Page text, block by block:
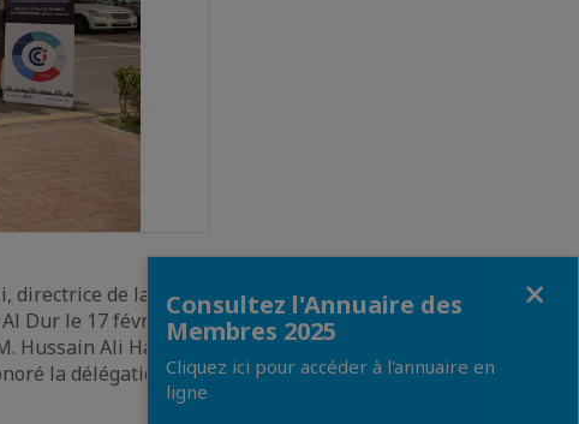
directrice de la
Dur le 17 février
Hussain Ali Haji Ali.
la délégation de
Consultez l'Annuaire des
Membres 2025
Cliquez ici pour accéder à l'annuaire en
ligne